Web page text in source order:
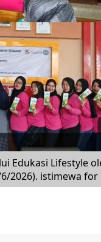
Edukasi Lifestyle
2026). istimewa